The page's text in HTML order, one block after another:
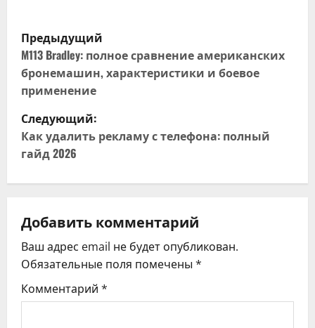
Н
а
в
и
г
а
ц
и
я
п
Предыдущий
M113 Bradley: полное сравнение американских
бронемашин, характеристики и боевое
применение
Следующий:
Как удалить рекламу с телефона: полный
гайд 2026
Добавить комментарий
Ваш адрес email не будет опубликован.
Обязательные поля помечены *
Комментарий *